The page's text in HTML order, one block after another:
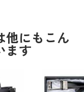
他にもこん
ます